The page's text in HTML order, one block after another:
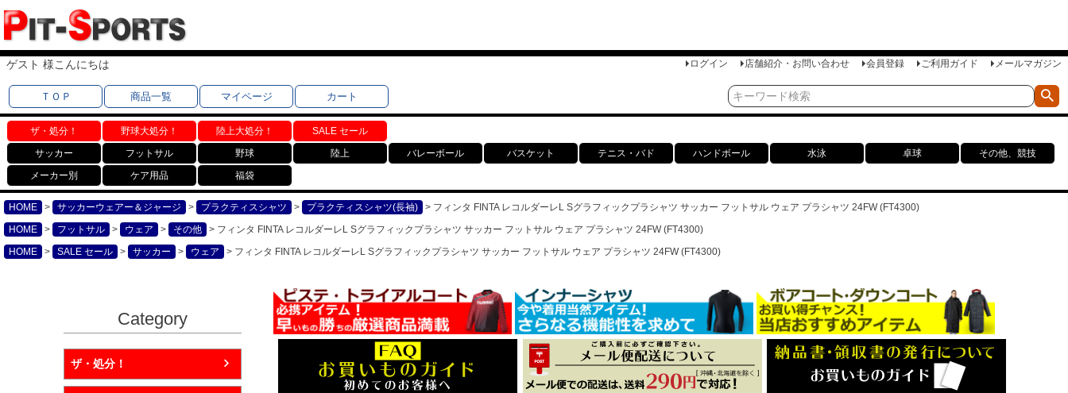
ゲスト 様こんにちは ログイン 店舗紹介・お問い合わせ 会員登録 ご利用ガイド メールマガジン
ＴＯＰ 商品一覧 マイページ カート
ザ・処分！ 野球大処分！ 陸上大処分！
SALE セール
サッカー
フットサル 野球 陸上 バレーボール バスケット テニス・バド ハンドボール 水泳 卓球
その他、競技
メーカー別
ケア用品 福袋
HOME サッカーウェアー＆ジャージ プラクティスシャツ プラクティスシャツ(長袖)
フィンタ FINTA レコルダーレL Sグラフィックプラシャツ サッカー フットサル ウェア プラシャツ 24FW (FT4300)
HOME
フットサル ウェア その他
フィンタ FINTA レコルダーレL Sグラフィックプラシャツ サッカー フットサル ウェア プラシャツ 24FW (FT4300)
HOME
SALE セール サッカー ウェア フィンタ FINTA レコルダーレL Sグラフィックプラシャツ サッカー フットサル ウェア プラシャツ 24FW (FT4300)
Category
ザ・処分！